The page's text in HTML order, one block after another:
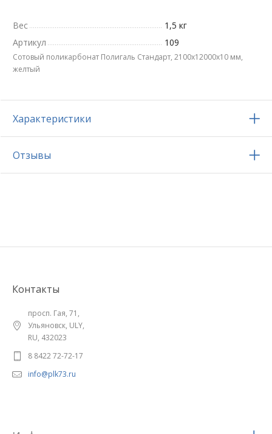
Вес
1,5 кг
Артикул
109
Сотовый поликарбонат Полигаль Стандарт, 2100х12000x10 мм,
желтый
Характеристики
Отзывы
Контакты
просп. Гая, 71,
Ульяновск, ULY,
RU, 432023
8 8422 72-72-17
info@plk73.ru